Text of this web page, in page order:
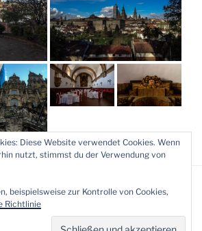
Diese Website verwendet Cookies. Wenn
nutzt, stimmst du der Verwendung von
beispielsweise zur Kontrolle von Cookies,
Richtlinie